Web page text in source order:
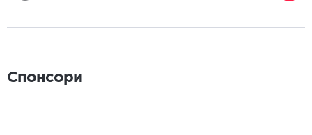
Спонсори